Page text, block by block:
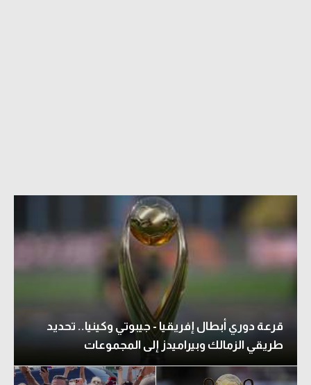
قرعة دوري أبطال إفريقيا - جيبوتي وكينيا.. تحديد
طريقي الزمالك وبيراميدز إلى المجموعات